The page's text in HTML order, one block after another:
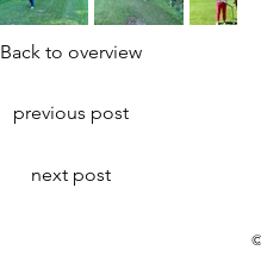
Back to overview
previous post
next post